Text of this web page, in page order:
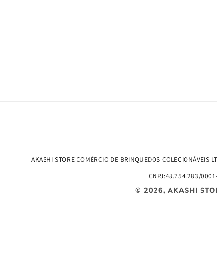
AKASHI STORE COMÉRCIO DE BRINQUEDOS COLECIONÁVEIS
CNPJ:48.754.283/
© 2026,AKASHI